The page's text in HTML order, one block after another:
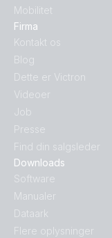
Downloads
Software
Manualer
Dataark
Flere oplysninger
Mobilitet
Firma
Kontakt os
Blog
Dette er Victron
Videoer
Job
Presse
Find din salgsleder